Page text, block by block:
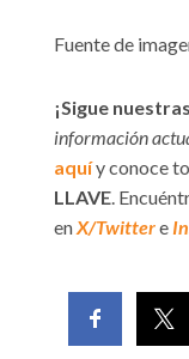
Fuente de
¡Sigue
información
aquíy conoce
LLAVE .
en X/Twittere